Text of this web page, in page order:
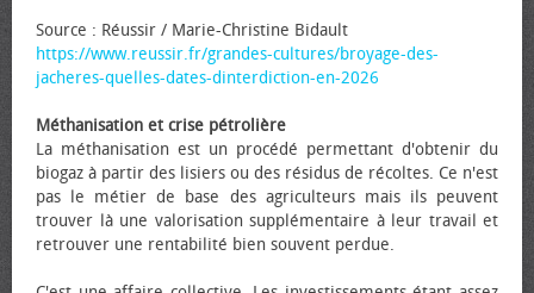
Source : Réussir / Marie-Christine Bidault
https://www.reussir.fr/grandes-cultures/broyage-des-
jacheres-quelles-dates-dinterdiction-en-2026
Méthanisation et crise pétrolière
La méthanisation est un procédé permettant d'obtenir du
biogaz à partir des lisiers ou des résidus de récoltes. Ce n'est
pas le métier de base des agriculteurs mais ils peuvent
trouver là une valorisation supplémentaire à leur travail et
retrouver une rentabilité bien souvent perdue.